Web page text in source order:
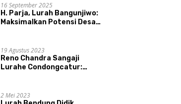
16 September 2025
H. Parja, Lurah Bangunjiwo:
Maksimalkan Potensi Desa
19 Agustus 2023
Reno Chandra Sangaji
Lurahe Condongcatur:
Masyarakat, dan Syukuri
2 Mei 2023